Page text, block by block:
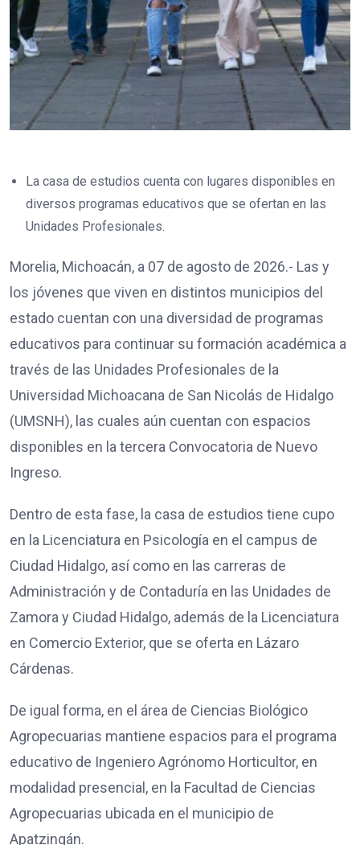
La casa de estudios cuenta con lugares disponibles en
diversos programas educativos que se ofertan en las
Unidades Profesionales.
Morelia, Michoacán, a 07 de agosto de 2026.- Las y
los jóvenes que viven en distintos municipios del
estado cuentan con una diversidad de programas
educativos para continuar su formación académica a
través de las Unidades Profesionales de la
Universidad Michoacana de San Nicolás de Hidalgo
(UMSNH), las cuales aún cuentan con espacios
disponibles en la tercera Convocatoria de Nuevo
Ingreso.
Dentro de esta fase, la casa de estudios tiene cupo
en la Licenciatura en Psicología en el campus de
Ciudad Hidalgo, así como en las carreras de
Administración y de Contaduría en las Unidades de
Zamora y Ciudad Hidalgo, además de la Licenciatura
en Comercio Exterior, que se oferta en Lázaro
Cárdenas.
De igual forma, en el área de Ciencias Biológico
Agropecuarias mantiene espacios para el programa
educativo de Ingeniero Agrónomo Horticultor, en
modalidad presencial, en la Facultad de Ciencias
Agropecuarias ubicada en el municipio de
Apatzingán.